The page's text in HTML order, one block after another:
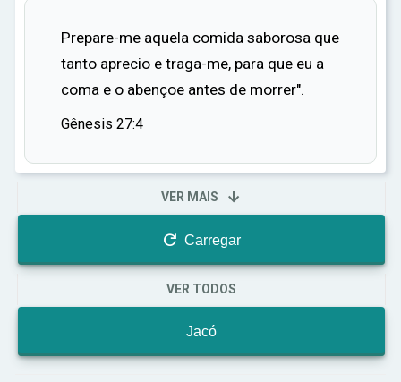
Prepare-me aquela comida saborosa que
tanto aprecio e traga-me, para que eu a
coma e o abençoe antes de morrer".
Gênesis 27:4
VER MAIS 
 Carregar
VER TODOS
Jacó